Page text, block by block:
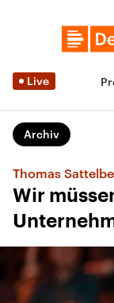
Live
Archiv
Thomas
Wir